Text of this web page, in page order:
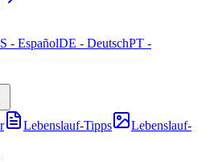
- EspañolDE - DeutschPT -
Lebenslauf-Tipps
Lebenslauf-